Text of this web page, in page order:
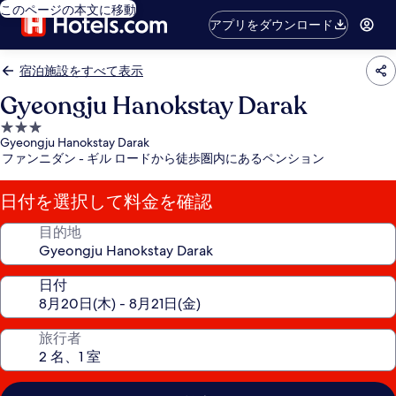
このページの本文に移動
アプリをダウンロード
宿泊施設をすべて表示
Gyeongju Hanokstay Darak
3.0
つ
星
宿
泊
施
Gyeongju Hanokstay Darak
ファンニダン - ギル ロードから徒歩圏内にあるペンション
日付を選択して料金を確認
目的地
日付
旅行者